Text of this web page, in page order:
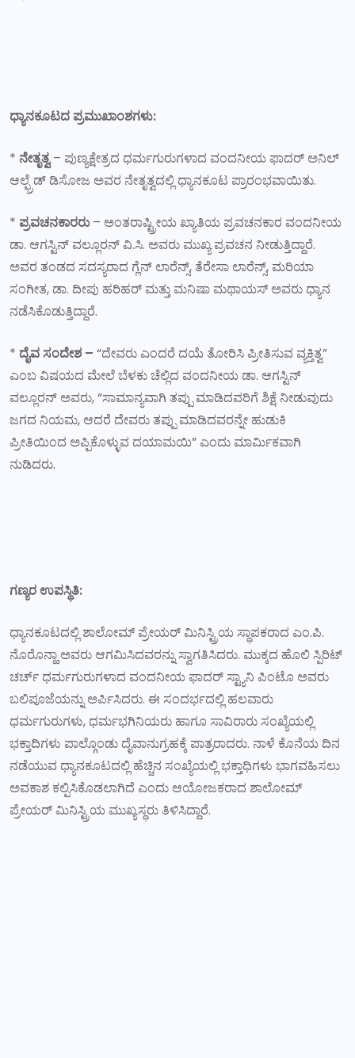
ಧ್ಯಾನಕೂಟದ ಪ್ರಮುಖಾಂಶಗಳು:
* ನೇತೃತ್ವ– ಪುಣ್ಯಕ್ಷೇತ್ರದ ಧರ್ಮಗುರುಗಳಾದ ವಂದನೀಯ ಫಾದರ್ ಅನಿಲ್
ಆಲ್ಫ್ರೆಡ್ ಡಿಸೋಜ ಅವರ ನೇತೃತ್ವದಲ್ಲಿ ಧ್ಯಾನಕೂಟ ಪ್ರಾರಂಭವಾಯಿತು.
* ಪ್ರವಚನಕಾರರು– ಅಂತರಾಷ್ಟ್ರೀಯ ಖ್ಯಾತಿಯ ಪ್ರವಚನಕಾರ ವಂದನೀಯ
ಡಾ. ಆಗಸ್ಟಿನ್ ವಲ್ಲೂರನ್ ವಿ.ಸಿ. ಅವರು ಮುಖ್ಯ ಪ್ರವಚನ ನೀಡುತ್ತಿದ್ದಾರೆ.
ಅವರ ತಂಡದ ಸದಸ್ಯರಾದ ಗ್ಲೆನ್ ಲಾರೆನ್ಸ್, ತೆರೇಸಾ ಲಾರೆನ್ಸ್, ಮರಿಯಾ
ಸಂಗೀತ, ಡಾ. ದೀಪು ಹರಿಹರ್ ಮತ್ತು ಮನಿಷಾ ಮಥಾಯಸ್ ಅವರು ಧ್ಯಾನ
ನಡೆಸಿಕೊಡುತ್ತಿದ್ದಾರೆ.
* ದೈವ ಸಂದೇಶ – “ದೇವರು ಎಂದರೆ ದಯೆ ತೋರಿಸಿ ಪ್ರೀತಿಸುವ ವ್ಯಕ್ತಿತ್ವ”
ಎಂಬ ವಿಷಯದ ಮೇಲೆ ಬೆಳಕು ಚೆಲ್ಲಿದ ವಂದನೀಯ ಡಾ. ಆಗಸ್ಟಿನ್
ವಲ್ಲೂರನ್ ಅವರು, “ಸಾಮಾನ್ಯವಾಗಿ ತಪ್ಪು ಮಾಡಿದವರಿಗೆ ಶಿಕ್ಷೆ ನೀಡುವುದು
ಜಗದ ನಿಯಮ, ಆದರೆ ದೇವರು ತಪ್ಪು ಮಾಡಿದವರನ್ನೇ ಹುಡುಕಿ
ಪ್ರೀತಿಯಿಂದ ಅಪ್ಪಿಕೊಳ್ಳುವ ದಯಾಮಯಿ” ಎಂದು ಮಾರ್ಮಿಕವಾಗಿ
ನುಡಿದರು.
ಗಣ್ಯರ ಉಪಸ್ಥಿತಿ:
ಧ್ಯಾನಕೂಟದಲ್ಲಿ ಶಾಲೋಮ್ ಪ್ರೇಯರ್ ಮಿನಿಸ್ಟ್ರಿಯ ಸ್ಥಾಪಕರಾದ ಎಂ.ಪಿ.
ನೊರೊನ್ಹಾ ಅವರು ಆಗಮಿಸಿದವರನ್ನು ಸ್ವಾಗತಿಸಿದರು. ಮುಕ್ಕದ ಹೊಲಿ ಸ್ಪಿರಿಟ್
ಚರ್ಚ್ ಧರ್ಮಗುರುಗಳಾದ ವಂದನೀಯ ಫಾದರ್ ಸ್ಟ್ಯಾನಿ ಪಿಂಟೊ ಅವರು
ಬಲಿಪೂಜೆಯನ್ನು ಅರ್ಪಿಸಿದರು. ಈ ಸಂದರ್ಭದಲ್ಲಿ ಹಲವಾರು
ಧರ್ಮಗುರುಗಳು, ಧರ್ಮಭಗಿನಿಯರು ಹಾಗೂ ಸಾವಿರಾರು ಸಂಖ್ಯೆಯಲ್ಲಿ
ಭಕ್ತಾದಿಗಳು ಪಾಲ್ಗೊಂಡು ದೈವಾನುಗ್ರಹಕ್ಕೆ ಪಾತ್ರರಾದರು. ನಾಳೆ ಕೊನೆಯ ದಿನ
ನಡೆಯುವ ಧ್ಯಾನಕೂಟದಲ್ಲಿ ಹೆಚ್ಚಿನ ಸಂಖ್ಯೆಯಲ್ಲಿ ಭಕ್ತಾಧಿಗಳು ಭಾಗವಹಿಸಲು
ಅವಕಾಶ ಕಲ್ಪಿಸಿಕೊಡಲಾಗಿದೆ ಎಂದು ಆಯೋಜಕರಾದ ಶಾಲೋಮ್
ಪ್ರೇಯರ್ ಮಿನಿಸ್ಟ್ರಿಯ ಮುಖ್ಯಸ್ಥರು ತಿಳಿಸಿದ್ದಾರೆ.